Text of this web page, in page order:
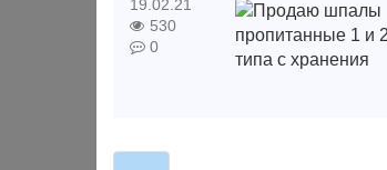
19.02.21
530
0